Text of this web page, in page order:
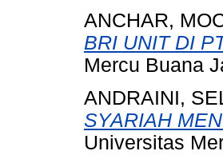
ANCHAR,
BRI UNIT DI
Mercu Buana
ANDRAINI,
SYARIAH
Universitas